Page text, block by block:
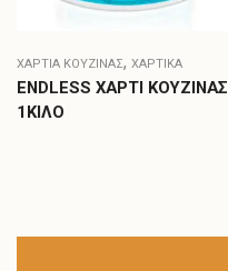
ΧΑΡΤΙΆ ΚΟΥΖΊΝΑΣ, ΧΑΡΤΙΚΑ
ENDLESS ΧΑΡΤΙ ΚΟΥΖΙΝΑΣ
1ΚΙΛΟ